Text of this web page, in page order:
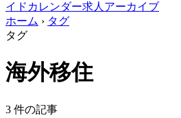
イド カレンダー求人 アーカイブ
ホーム › タグ
タグ
海外移住
3 件の記事